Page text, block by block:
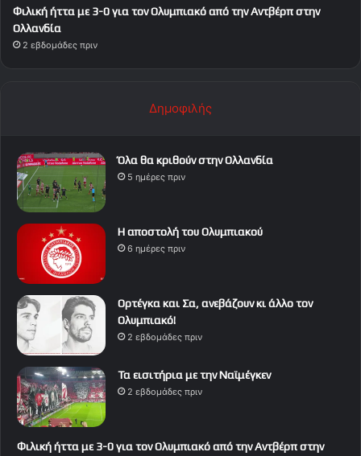
Φιλική ήττα με 3-0 για τον Ολυμπιακό από την Αντβέρπ στην
Ολλανδία
2 εβδομάδες πριν
Δημοφιλής
Όλα θα κριθούν στην Ολλανδία
5 ημέρες πριν
Η αποστολή του Ολυμπιακού
6 ημέρες πριν
Ορτέγκα και Σα, ανεβάζουν κι άλλο τον
Ολυμπιακό!
2 εβδομάδες πριν
Τα εισιτήρια με την Ναϊμέγκεν
2 εβδομάδες πριν
Φιλική ήττα με 3-0 για τον Ολυμπιακό από την Αντβέρπ στην